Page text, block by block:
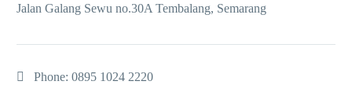
Jalan Galang Sewu no.30A Tembalang, Semarang
Phone: 0895 1024 2220